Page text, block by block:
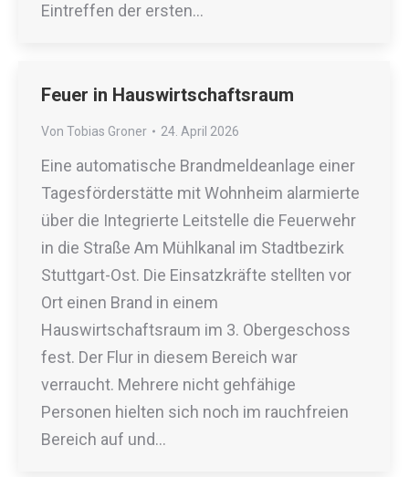
Eintreffen der ersten…
Feuer in Hauswirtschaftsraum
Von Tobias Groner 24. April 2026
Eine automatische Brandmeldeanlage einer
Tagesförderstätte mit Wohnheim alarmierte
über die Integrierte Leitstelle die Feuerwehr
in die Straße Am Mühlkanal im Stadtbezirk
Stuttgart-Ost. Die Einsatzkräfte stellten vor
Ort einen Brand in einem
Hauswirtschaftsraum im 3. Obergeschoss
fest. Der Flur in diesem Bereich war
verraucht. Mehrere nicht gehfähige
Personen hielten sich noch im rauchfreien
Bereich auf und…